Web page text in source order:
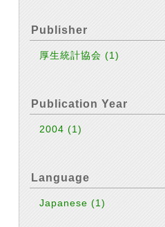
Publisher
厚生統計協会(1)
Publication Year
2004(1)
Language
Japanese(1)